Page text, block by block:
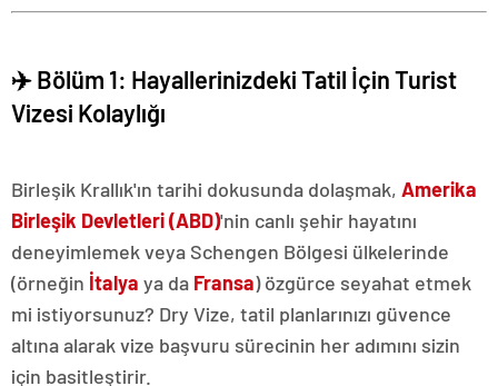
✈️ Bölüm 1: Hayallerinizdeki Tatil İçin Turist
Vizesi Kolaylığı
Birleşik Krallık'ın tarihi dokusunda dolaşmak, Amerika
Birleşik Devletleri (ABD)'nin canlı şehir hayatını
deneyimlemek veya Schengen Bölgesi ülkelerinde
(örneğin İtalya ya da Fransa) özgürce seyahat etmek
mi istiyorsunuz? Dry Vize, tatil planlarınızı güvence
altına alarak vize başvuru sürecinin her adımını sizin
için basitleştirir.